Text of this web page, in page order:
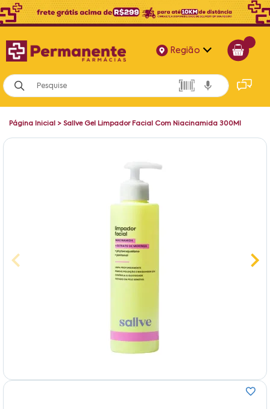
Região
Alagoas
Bahia
Página Inicial > Sallve Gel Limpador Facial Com Niacinamida 300Ml